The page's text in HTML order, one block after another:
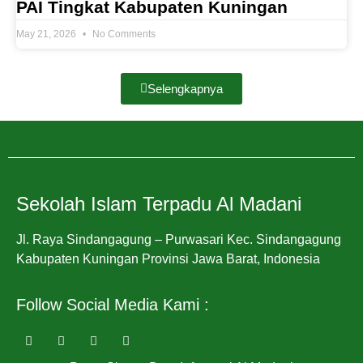
PAI Tingkat Kabupaten Kuningan
May 21, 2026 No Comments
Selengkapnya
Sekolah Islam Terpadu Al Madani
Jl. Raya Sindangagung – Purwasari Kec. Sindangagung
Kabupaten Kuningan Provinsi Jawa Barat, Indonesia
Follow Social Media Kami :